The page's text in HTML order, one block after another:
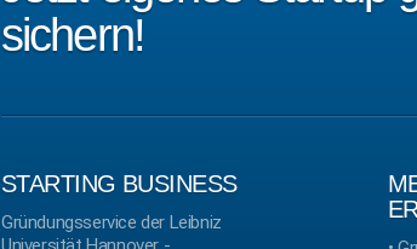
sichern!
STARTING BUSINESS
Gründungsservice der Leibniz